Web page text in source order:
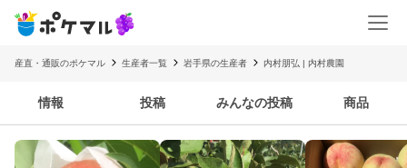
産直・通販のポケマル 生産者一覧 岩手県の生産者 内村朋弘 | 内村農園
情報 投稿 みんなの投稿 商品